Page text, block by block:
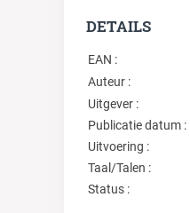
DETAILS
EAN :
Auteur :
Uitgever :
Publicatie datum :
Uitvoering :
Taal/Talen :
Status :